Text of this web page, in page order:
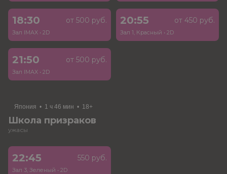
18:30 от 500 руб.
Зал IMAX • 2D
20:55 от 450 руб.
Зал 1, Красный • 2D
21:50 от 500 руб.
Зал IMAX • 2D
Япония • 1 ч 46 мин • 18+
Школа призраков
ужасы
22:45 550 руб.
Зал 3, Зеленый • 2D